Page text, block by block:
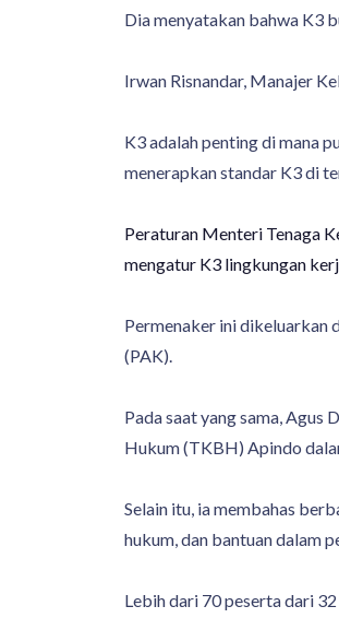
Dia menyatakan bahwa K3
Irwan Risnandar, Manajer
K3 adalah penting di mana
menerapkan standar K3 di
Peraturan Menteri Tenaga
mengatur K3 lingkungan
Permenaker ini dikeluarkan
(PAK).
Pada saat yang sama,
Hukum (TKBH) Apindo
Selain itu, ia membahas
hukum, dan bantuan dalam
Lebih dari 70 peserta dari